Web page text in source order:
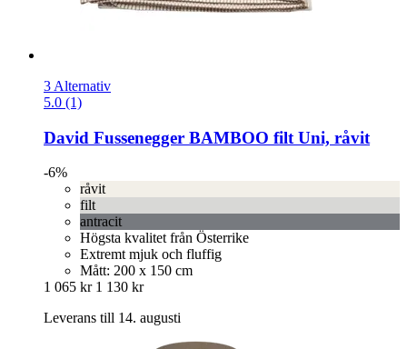
3 Alternativ
5.0 (1)
David Fussenegger BAMBOO filt Uni, råvit
-6%
råvit
filt
antracit
Högsta kvalitet från Österrike
Extremt mjuk och fluffig
Mått: 200 x 150 cm
1 065 kr 1 130 kr
Leverans till 14. augusti